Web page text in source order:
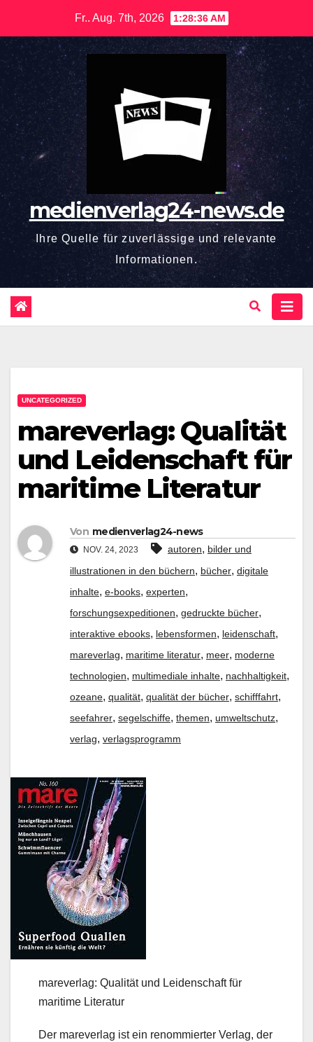
springen
Fr.. Aug. 7th, 2026 1:28:37 AM
medienverlag24-news.de
Ihre Quelle für zuverlässige und relevante
Informationen.
UNCATEGORIZED
mareverlag: Qualität
und Leidenschaft für
maritime Literatur
Von medienverlag24-news
NOV. 24, 2023 autoren, bilder und
illustrationen in den büchern, bücher, digitale
inhalte, e-books, experten,
forschungsexpeditionen, gedruckte bücher,
interaktive ebooks, lebensformen, leidenschaft,
mareverlag, maritime literatur, meer, moderne
technologien, multimediale inhalte, nachhaltigkeit,
ozeane, qualität, qualität der bücher, schifffahrt,
seefahrer, segelschiffe, themen, umweltschutz,
verlag, verlagsprogramm
mareverlag: Qualität und Leidenschaft für
maritime Literatur
Der mareverlag ist ein renommierter Verlag, der